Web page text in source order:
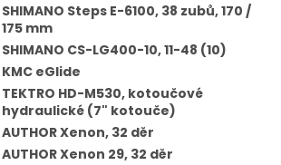
SHIMANO Steps E-6100, 38 zubů, 170 /
175 mm
SHIMANO CS-LG400-10, 11-48 (10)
KMC eGlide
TEKTRO HD-M530, kotoučové
hydraulické (7" kotouče)
AUTHOR Xenon, 32 děr
AUTHOR Xenon 29, 32 děr